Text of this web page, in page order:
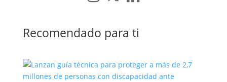
Recomendado para ti